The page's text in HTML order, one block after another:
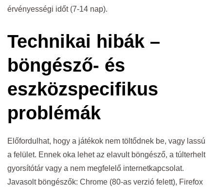
érvényességi időt (7-14 nap).
Technikai hibák –
böngésző- és
eszközspecifikus
problémák
Előfordulhat, hogy a játékok nem töltődnek be, vagy lassú
a felület. Ennek oka lehet az elavult böngésző, a túlterhelt
gyorsítótár vagy a nem megfelelő internetkapcsolat.
Javasolt böngészők: Chrome (80-as verzió felett), Firefox